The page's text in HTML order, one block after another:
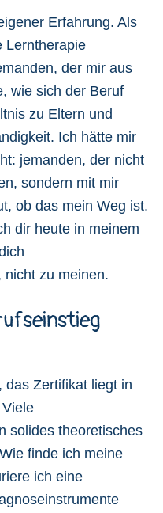
Erfahrung. Als
Lerntherapie
der mir aus
wie sich der Beruf
zu Eltern und
Ich hätte mir
jemanden, der nicht
sondern mit mir
ob das mein Weg ist.
dir heute in meinem
nicht zu meinen.
das Zertifikat liegt in
solides theoretisches
finde ich meine
ich eine